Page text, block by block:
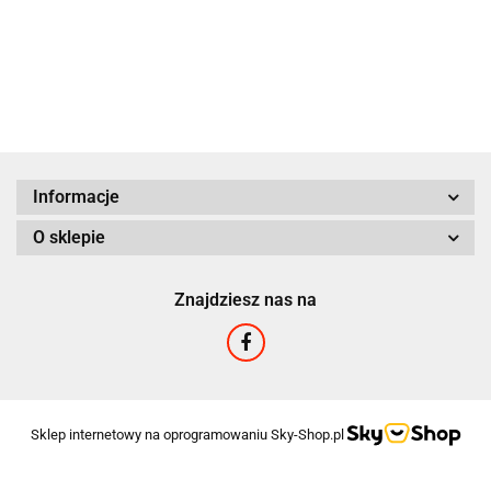
Informacje
O sklepie
Znajdziesz nas na
Sklep internetowy na oprogramowaniu Sky-Shop.pl